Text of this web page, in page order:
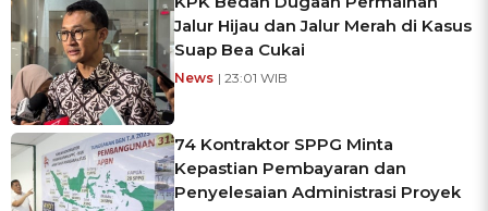
Jalur Hijau dan Jalur Merah di Kasus
Suap Bea Cukai
News | 23:01 WIB
74 Kontraktor SPPG Minta
Kepastian Pembayaran dan
Penyelesaian Administrasi Proyek